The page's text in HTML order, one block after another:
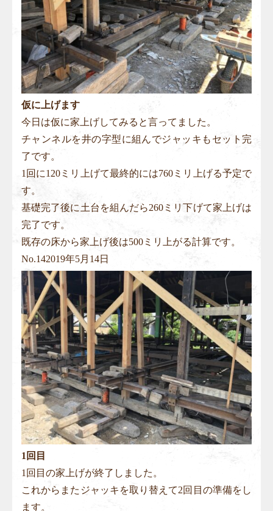
仮に上げます
今日は仮に家上げしてみると言ってました。
チャンネルを井の字型に組んでジャッキもセット完
了です。
1回に120ミリ上げて最終的には760ミリ上げる予定で
す。
基礎完了後に土台を組んだら260ミリ下げて家上げは
完了です。
既存の床から家上げ後は500ミリ上がる計算です。
No.142019年5月14日
1回目
1回目の家上げが終了しました。
これからまたジャッキを取り替えて2回目の準備をし
ます。